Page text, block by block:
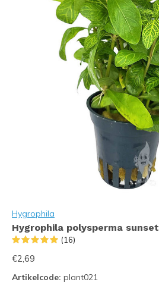
Hygrophila
Hygrophila polysperma sunset
(16)
€2,69
Artikelcode: plant021